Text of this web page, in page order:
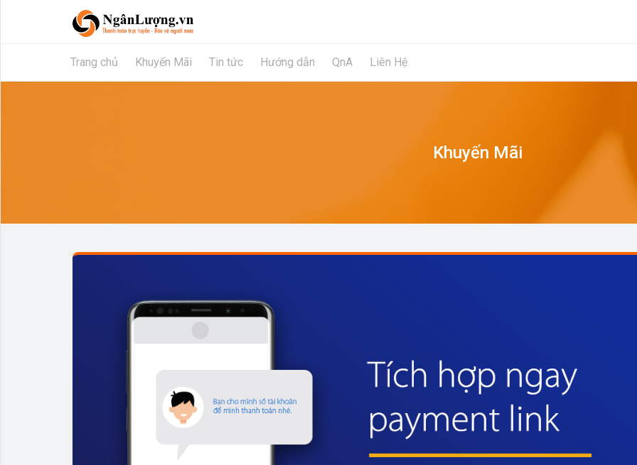
Trang chủ Khuyến Mãi Tin tức Hướng dẫn QnA Liên Hệ
Khuyến Mãi